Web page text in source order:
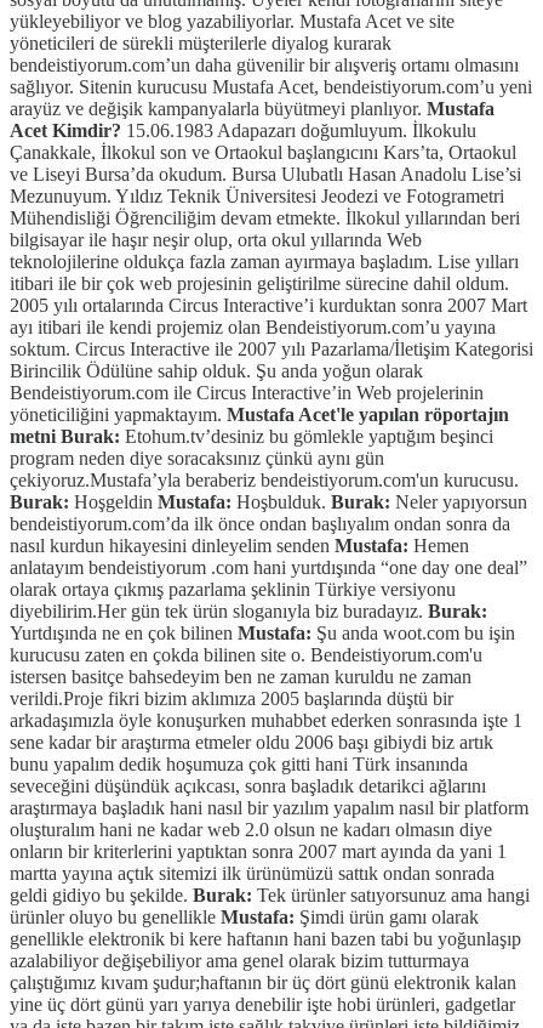
yükleyebiliyor ve blog yazabiliyorlar. Mustafa Acet ve site
yöneticileri de sürekli müşterilerle diyalog kurarak
bendeistiyorum.com’un daha güvenilir bir alışveriş ortamı olmasını
sağlıyor. Sitenin kurucusu Mustafa Acet, bendeistiyorum.com’u yeni
arayüz ve değişik kampanyalarla büyütmeyi planlıyor. Mustafa
Acet Kimdir? 15.06.1983 Adapazarı doğumluyum. İlkokulu
Çanakkale, İlkokul son ve Ortaokul başlangıcını Kars’ta, Ortaokul
ve Liseyi Bursa’da okudum. Bursa Ulubatlı Hasan Anadolu Lise’si
Mezunuyum. Yıldız Teknik Üniversitesi Jeodezi ve Fotogrametri
Mühendisliği Öğrenciliğim devam etmekte. İlkokul yıllarından beri
bilgisayar ile haşır neşir olup, orta okul yıllarında Web
teknolojilerine oldukça fazla zaman ayırmaya başladım. Lise yılları
itibari ile bir çok web projesinin geliştirilme sürecine dahil oldum.
2005 yılı ortalarında Circus Interactive’i kurduktan sonra 2007 Mart
ayı itibari ile kendi projemiz olan Bendeistiyorum.com’u yayına
soktum. Circus Interactive ile 2007 yılı Pazarlama/İletişim Kategorisi
Birincilik Ödülüne sahip olduk. Şu anda yoğun olarak
Bendeistiyorum.com ile Circus Interactive’in Web projelerinin
yöneticiliğini yapmaktayım. Mustafa Acet'le yapılan röportajın
metni Burak: Etohum.tv’desiniz bu gömlekle yaptığım beşinci
program neden diye soracaksınız çünkü aynı gün
çekiyoruz.Mustafa’yla beraberiz bendeistiyorum.com'un kurucusu.
Burak: Hoşgeldin Mustafa: Hoşbulduk. Burak: Neler yapıyorsun
bendeistiyorum.com’da ilk önce ondan başlıyalım ondan sonra da
nasıl kurdun hikayesini dinleyelim senden Mustafa: Hemen
anlatayım bendeistiyorum .com hani yurtdışında “one day one deal”
olarak ortaya çıkmış pazarlama şeklinin Türkiye versiyonu
diyebilirim.Her gün tek ürün sloganıyla biz buradayız. Burak:
Yurtdışında ne en çok bilinen Mustafa: Şu anda woot.com bu işin
kurucusu zaten en çokda bilinen site o. Bendeistiyorum.com'u
istersen basitçe bahsedeyim ben ne zaman kuruldu ne zaman
verildi.Proje fikri bizim aklımıza 2005 başlarında düştü bir
arkadaşımızla öyle konuşurken muhabbet ederken sonrasında işte 1
sene kadar bir araştırma etmeler oldu 2006 başı gibiydi biz artık
bunu yapalım dedik hoşumuza çok gitti hani Türk insanında
seveceğini düşündük açıkcası, sonra başladık detarikci ağlarını
araştırmaya başladık hani nasıl bir yazılım yapalım nasıl bir platform
oluşturalım hani ne kadar web 2.0 olsun ne kadarı olmasın diye
onların bir kriterlerini yaptıktan sonra 2007 mart ayında da yani 1
martta yayına açtık sitemizi ilk ürünümüzü sattık ondan sonrada
geldi gidiyo bu şekilde. Burak: Tek ürünler satıyorsunuz ama hangi
ürünler oluyo bu genellikle Mustafa: Şimdi ürün gamı olarak
genellikle elektronik bi kere haftanın hani bazen tabi bu yoğunlaşıp
azalabiliyor değişebiliyor ama genel olarak bizim tutturmaya
çalıştığımız kıvam şudur;haftanın bir üç dört günü elektronik kalan
yine üç dört günü yarı yarıya denebilir işte hobi ürünleri, gadgetlar